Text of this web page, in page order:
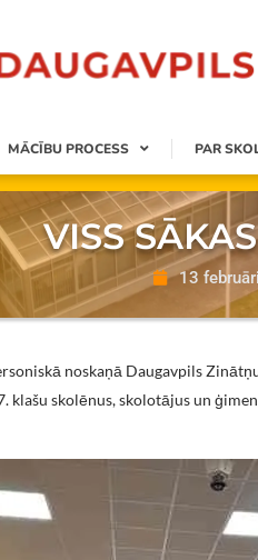
MĀCĪBU PROCESS PAR
VISS
13
noskaņā Daugavpils
klašu skolēnus, skolotājus un